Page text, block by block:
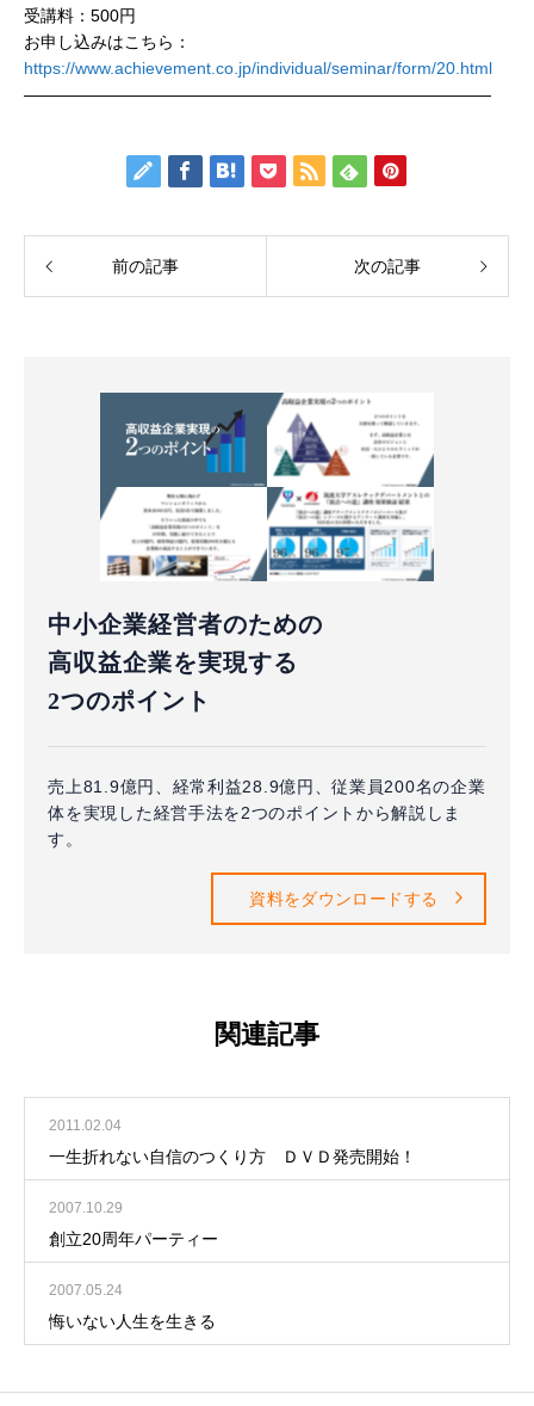
受講料：500円
お申し込みはこちら：
https://www.achievement.co.jp/individual/seminar/form/20.html
————————————————————————————
前の記事 次の記事
中小企業経営者のための
高収益企業を実現する
2つのポイント
売上81.9億円、経常利益28.9億円、従業員200名の企業
体を実現した経営手法を2つのポイントから解説しま
す。
資料をダウンロードする
関連記事
2011.02.04
一生折れない自信のつくり方 ＤＶＤ発売開始！
2007.10.29
創立20周年パーティー
2007.05.24
悔いない人生を生きる